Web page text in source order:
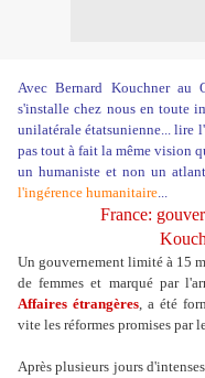
Avec Bernard Kouchner au
s'installe chez nous en toute
unilatérale étatsunienne... lire
pas tout à fait la même vision
un humaniste et non un
l'ingérence humanitaire...
France:
Un gouvernement limité à 15
de femmes et marqué par
Affaires étrangères, a été
vite les réformes promises par
Après plusieurs jours